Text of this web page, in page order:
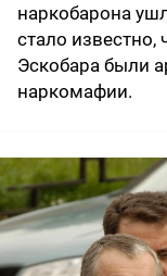
наркобарона
стало известно,
Эскобара были
наркомафии.